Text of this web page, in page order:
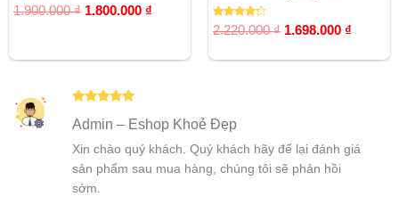
Được xếp
hạng
1.900.000₫ 1.800.000 ₫
Được xếp
hạng
2.220.000₫ 1.698.000 ₫
hạng55
Admin – Eshop Khoẻ Đẹp
Xin chào quý khách. Quý khách hãy để lại đánh giá
sản phẩm sau mua hàng, chúng tôi sẽ phản hồi
sớm.